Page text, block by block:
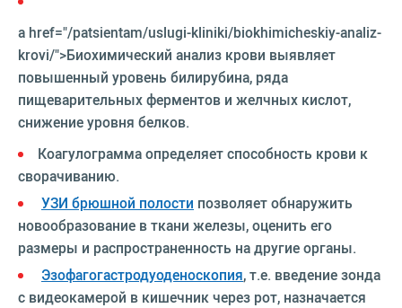
a href="/patsientam/uslugi-kliniki/biokhimicheskiy-analiz-
krovi/">Биохимический анализ крови выявляет
повышенный уровень билирубина, ряда
пищеварительных ферментов и желчных кислот,
снижение уровня белков.
Коагулограмма определяет способность крови к
сворачиванию.
УЗИ брюшной полости позволяет обнаружить
новообразование в ткани железы, оценить его
размеры и распространенность на другие органы.
Эзофагогастродуоденоскопия, т.е. введение зонда
с видеокамерой в кишечник через рот, назначается